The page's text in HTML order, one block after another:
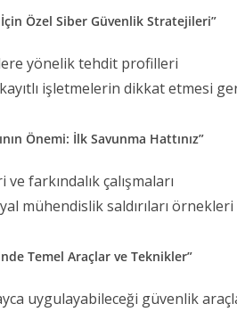
Özel Siber Güvenlik Stratejileri”
yönelik tehdit profilleri
işletmelerin dikkat etmesi
Önemi: İlk Savunma Hattınız”
farkındalık çalışmaları
mühendislik saldırıları örnekleri
Temel Araçlar ve Teknikler”
uygulayabileceği güvenlik